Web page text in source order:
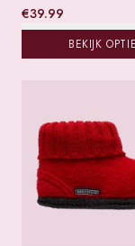
€39.99
BEKIJK